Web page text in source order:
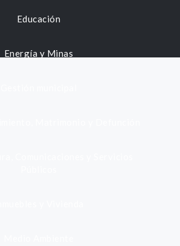
Educación
Energía y Minas